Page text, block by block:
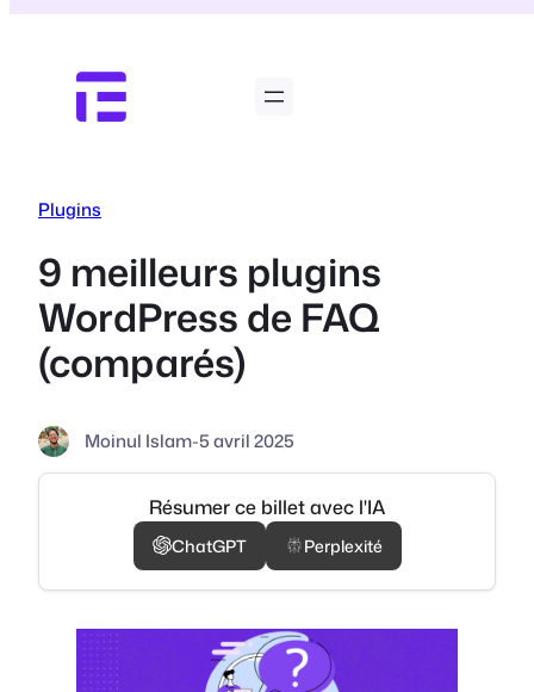
contenu
Plugins
9 meilleurs plugins
WordPress de FAQ
(comparés)
Moinul Islam-5 avril 2025
Résumer ce billet avec l'IA
ChatGPT Perplexité